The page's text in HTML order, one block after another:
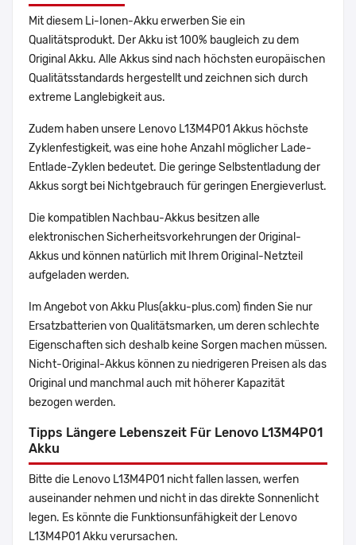
Mit diesem Li-Ionen-Akku erwerben Sie ein
Qualitätsprodukt. Der Akku ist 100% baugleich zu dem
Original Akku. Alle Akkus sind nach höchsten europäischen
Qualitätsstandards hergestellt und zeichnen sich durch
extreme Langlebigkeit aus.
Zudem haben unsere Lenovo L13M4P01 Akkus höchste
Zyklenfestigkeit, was eine hohe Anzahl möglicher Lade-
Entlade-Zyklen bedeutet. Die geringe Selbstentladung der
Akkus sorgt bei Nichtgebrauch für geringen Energieverlust.
Die kompatiblen Nachbau-Akkus besitzen alle
elektronischen Sicherheitsvorkehrungen der Original-
Akkus und können natürlich mit Ihrem Original-Netzteil
aufgeladen werden.
Im Angebot von Akku Plus(akku-plus.com) finden Sie nur
Ersatzbatterien von Qualitätsmarken, um deren schlechte
Eigenschaften sich deshalb keine Sorgen machen müssen.
Nicht-Original-Akkus können zu niedrigeren Preisen als das
Original und manchmal auch mit höherer Kapazität
bezogen werden.
Tipps Längere Lebenszeit Für Lenovo L13M4P01
Akku
Bitte die Lenovo L13M4P01 nicht fallen lassen, werfen
auseinander nehmen und nicht in das direkte Sonnenlicht
legen. Es könnte die Funktionsunfähigkeit der Lenovo
L13M4P01 Akku verursachen.